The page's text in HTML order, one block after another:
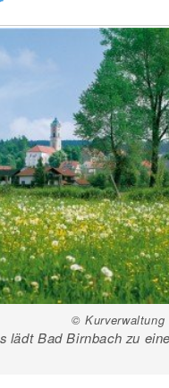
© Kurverwaltung
lädt Bad Birnbach zu